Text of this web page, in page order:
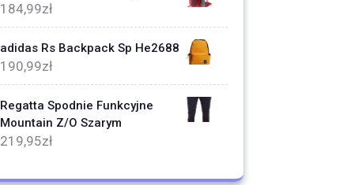
184,99zł
adidas Rs Backpack Sp He2688
190,99zł
Regatta Spodnie Funkcyjne
Mountain Z/O Szarym
219,95zł